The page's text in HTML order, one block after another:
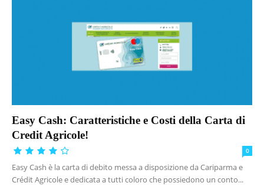
Easy Cash: Caratteristiche e Costi della Carta di
Credit Agricole!
0
Easy Cash è la carta di debito messa a disposizione da Cariparma e
Crédit Agricole e dedicata a tutti coloro che possiedono un conto...